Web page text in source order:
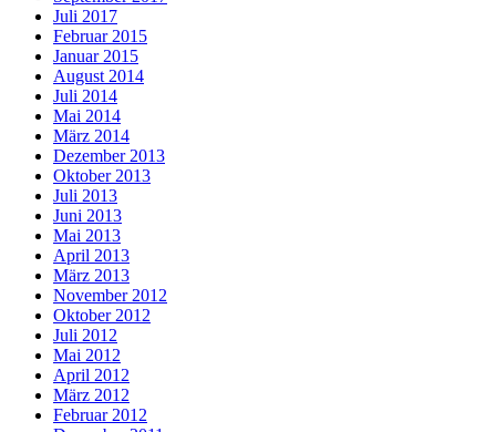
Juli 2017
Februar 2015
Januar 2015
August 2014
Juli 2014
Mai 2014
März 2014
Dezember 2013
Oktober 2013
Juli 2013
Juni 2013
Mai 2013
April 2013
März 2013
November 2012
Oktober 2012
Juli 2012
Mai 2012
April 2012
März 2012
Februar 2012